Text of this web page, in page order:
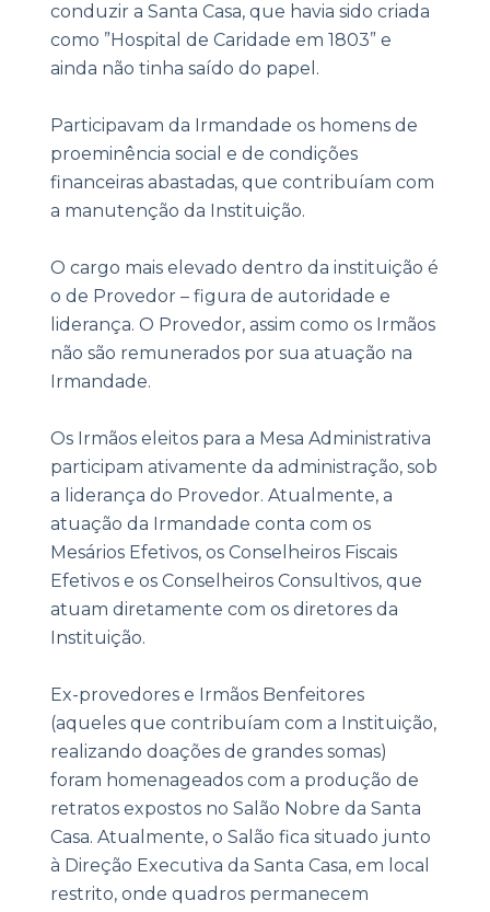
conduzir a Santa Casa, que havia sido criada
como ”Hospital de Caridade em 1803” e
ainda não tinha saído do papel.
Participavam da Irmandade os homens de
proeminência social e de condições
financeiras abastadas, que contribuíam com
a manutenção da Instituição.
O cargo mais elevado dentro da instituição é
o de Provedor – figura de autoridade e
liderança. O Provedor, assim como os Irmãos
não são remunerados por sua atuação na
Irmandade.
Os Irmãos eleitos para a Mesa Administrativa
participam ativamente da administração, sob
a liderança do Provedor. Atualmente, a
atuação da Irmandade conta com os
Mesários Efetivos, os Conselheiros Fiscais
Efetivos e os Conselheiros Consultivos, que
atuam diretamente com os diretores da
Instituição.
Ex-provedores e Irmãos Benfeitores
(aqueles que contribuíam com a Instituição,
realizando doações de grandes somas)
foram homenageados com a produção de
retratos expostos no Salão Nobre da Santa
Casa. Atualmente, o Salão fica situado junto
à Direção Executiva da Santa Casa, em local
restrito, onde quadros permanecem